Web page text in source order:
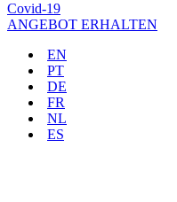
Covid-19
ANGEBOT ERHALTEN
EN
PT
DE
FR
NL
ES